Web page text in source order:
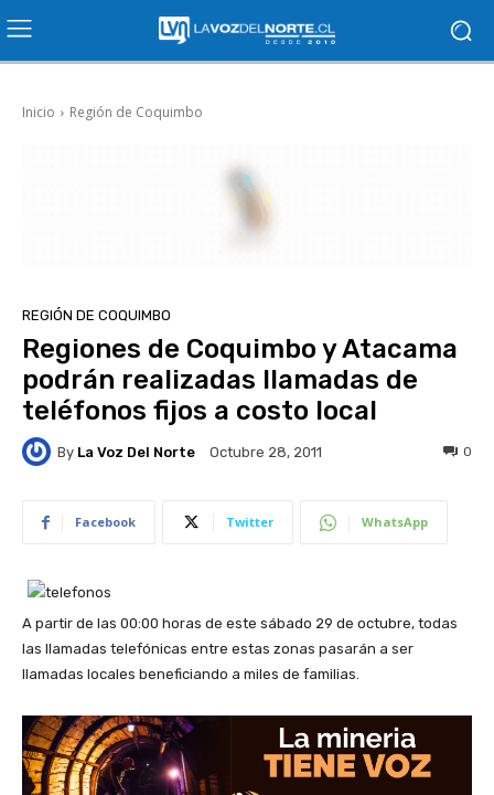
Inicio Región de Coquimbo
REGIÓN DE COQUIMBO
Regiones de Coquimbo y Atacama
podrán realizadas llamadas de
teléfonos fijos a costo local
By La Voz Del Norte Octubre 28, 2011 0
Facebook Twitter WhatsApp
A partir de las 00:00 horas de este sábado 29 de octubre, todas
las llamadas telefónicas entre estas zonas pasarán a ser
llamadas locales beneficiando a miles de familias.